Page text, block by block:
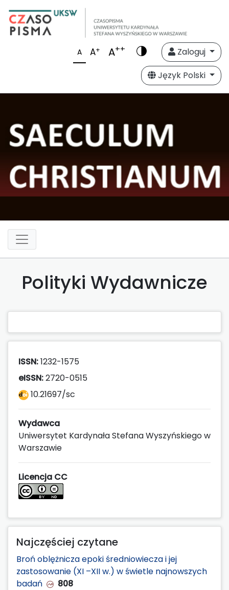
A A+ A++
Zaloguj
Język Polski
Polityki Wydawnicze
ISSN:1232-1575
eISSN:2720-0515
10.21697/sc
Wydawca
Uniwersytet Kardynała Stefana Wyszyńskiego w
Warszawie
Licencja CC
Najczęściej czytane
Broń oblężnicza epoki średniowiecza i jej
zastosowanie (XI –XII w.) w świetle najnowszych
badań
808